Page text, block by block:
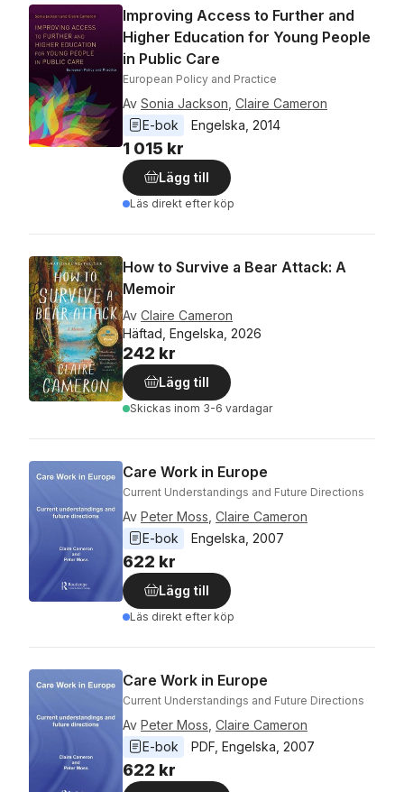
Improving Access to Further and
Higher Education for Young People
in Public Care
European Policy and Practice
Av Sonia Jackson, Claire Cameron
E-bok
Engelska, 2014
1 015 kr
Lägg till
Läs direkt efter köp
How to Survive a Bear Attack: A
Memoir
Av Claire Cameron
Häftad, Engelska, 2026
242 kr
Lägg till
Skickas inom 3-6 vardagar
Care Work in Europe
Current Understandings and Future Directions
Av Peter Moss, Claire Cameron
E-bok
Engelska, 2007
622 kr
Lägg till
Läs direkt efter köp
Care Work in Europe
Current Understandings and Future Directions
Av Peter Moss, Claire Cameron
E-bok
PDF, Engelska, 2007
622 kr